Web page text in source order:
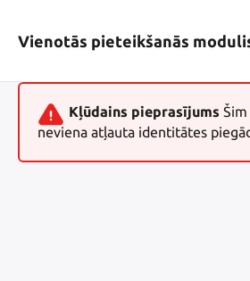
Vienotās pieteikšanās
Kļūdains pieprasījums
neviena atļauta identitātes